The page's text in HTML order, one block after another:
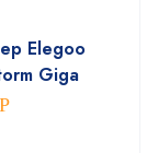
Elegoo
Giga
Р